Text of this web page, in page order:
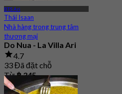
BTS Ari
Thái Isaan
Nhà hàng trong trung tâm
thương mại
Do Nua - La Villa Ari
4.7
33 Đã đặt chỗ
Từ฿ 345